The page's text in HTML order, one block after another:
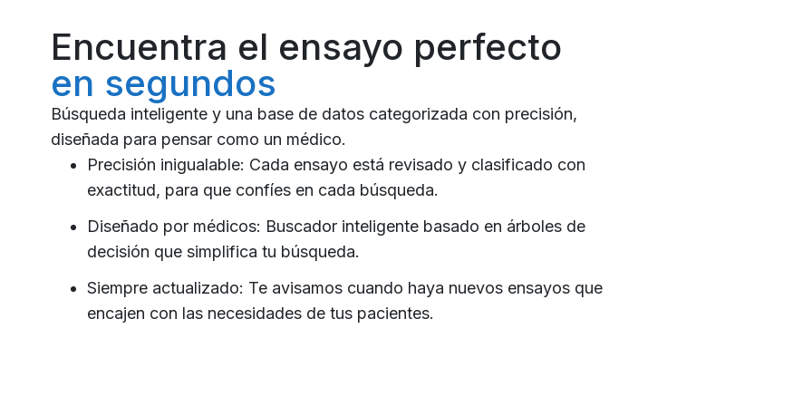
Encuentra el ensayo perfecto
en segundos
Búsqueda inteligente y una base de datos categorizada con precisión,
diseñada para pensar como un médico.
Precisión inigualable: Cada ensayo está revisado y clasificado con
exactitud, para que confíes en cada búsqueda.
Diseñado por médicos: Buscador inteligente basado en árboles de
decisión que simplifica tu búsqueda.
Siempre actualizado: Te avisamos cuando haya nuevos ensayos que
encajen con las necesidades de tus pacientes.